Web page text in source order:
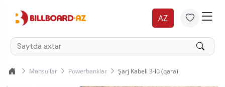
AZ
Məhsullar Powerbanklar Şarj Kabeli 3-lü (qara)